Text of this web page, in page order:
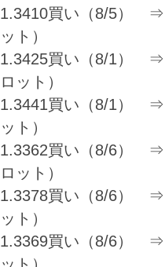
1.3410買い（8/5） ⇒
ット）
1.3425買い（8/1） ⇒
ロット）
1.3441買い（8/1） ⇒
ット）
1.3362買い（8/6） ⇒
ロット）
1.3378買い（8/6） ⇒
ット）
1.3369買い（8/6） ⇒
ット）